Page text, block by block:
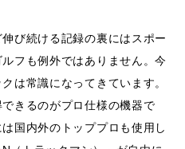
び続ける記録の裏にはスポー
フも例外ではありません。今
は常識になってきています。
きるのがプロ仕様の機器で
国内外のトッププロも使用し